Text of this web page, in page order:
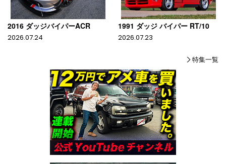
2016 ダッジバイパーACR
2026.07.24
1991 ダッジ バイパー RT/10
2026.07.23
特集一覧